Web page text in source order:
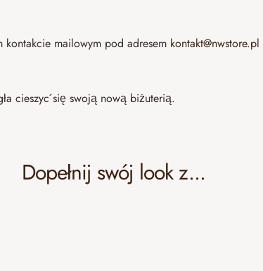
mailowym pod adresem kontakt@nwstore.pl
cieszyć się swoją nową biżuterią.
Dopełnij swój look z...